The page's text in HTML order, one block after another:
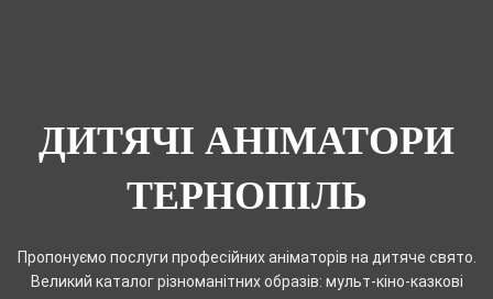
ДИТЯЧІ АНІМАТОРИ
ТЕРНОПІЛЬ
Пропонуємо послуги професійних аніматорів на дитяче свято.
Великий каталог різноманітних образів: мульт-кіно-казкові